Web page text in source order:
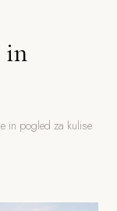
in
in pogled za kulise